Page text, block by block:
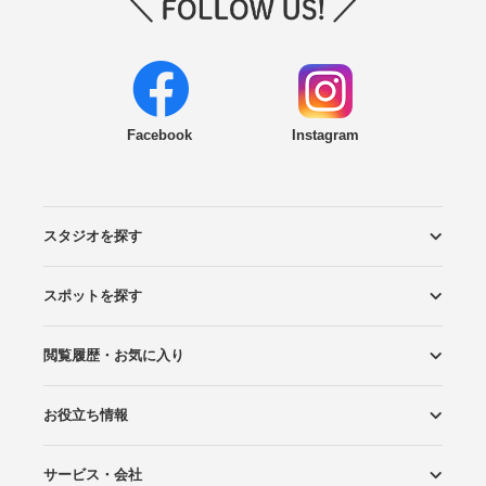
Facebook Instagram
スタジオを探す
エリアから探す
こだわりから探す
NEW PHOTO STYLE
プランから探す
フォトタイプ診断
フォトグラファーから探す
国内リゾートから探す
スポットを探す
ロケーションから探す
スタジオから探す
閲覧履歴・お気に入り
閲覧スタジオ
お気に入り
お役立ち情報
Wedding Photo マガジン
はじめてガイド
サービス・会社